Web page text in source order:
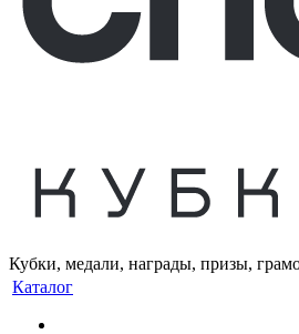
Кубки, медали, награды, призы,
Каталог